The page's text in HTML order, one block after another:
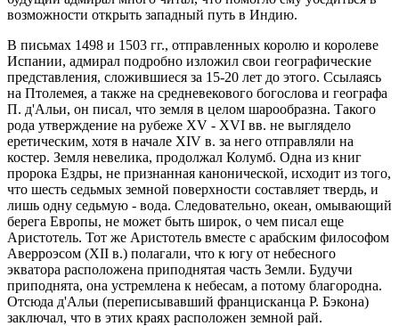
возможности открыть западный путь в Индию.
В письмах 1498 и 1503 гг., отправленных королю и королеве
Испании, адмирал подробно изложил свои географические
представления, сложившиеся за 15-20 лет до этого. Ссылаясь
на Птолемея, а также на средневекового богослова и географа
П. д'Альи, он писал, что земля в целом шарообразна. Такого
рода утверждение на рубеже XV - XVI вв. не выглядело
еретическим, хотя в начале XIV в. за него отправляли на
костер. Земля невелика, продолжал Колумб. Одна из книг
пророка Ездры, не признанная канонической, исходит из того,
что шесть седьмых земной поверхности составляет твердь, и
лишь одну седьмую - вода. Следовательно, океан, омывающий
берега Европы, не может быть широк, о чем писал еще
Аристотель. Тот же Аристотель вместе с арабским философом
Аверроэсом (XII в.) полагали, что к югу от небесного
экватора расположена приподнятая часть Земли. Будучи
приподнята, она устремлена к небесам, а потому благородна.
Отсюда д'Альи (переписывавший францисканца Р. Бэкона)
заключал, что в этих краях расположен земной рай.